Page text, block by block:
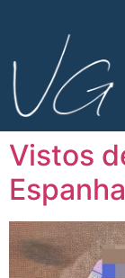
Vistos
Espanha